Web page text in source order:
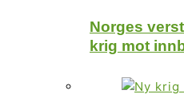
Norges
krig mot